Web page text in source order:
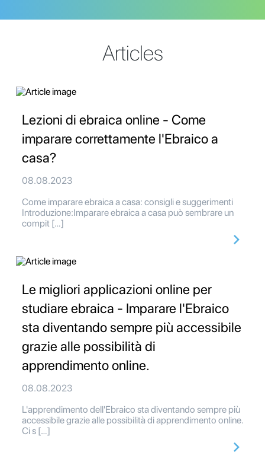
Articles
Lezioni di ebraica online - Come
imparare correttamente l'Ebraico a
casa?
08.08.2023
Come imparare ebraica a casa: consigli e suggerimenti
Introduzione:Imparare ebraica a casa può sembrare un
compit […]
Le migliori applicazioni online per
studiare ebraica - Imparare l'Ebraico
sta diventando sempre più accessibile
grazie alle possibilità di
apprendimento online.
08.08.2023
L'apprendimento dell'Ebraico sta diventando sempre più
accessibile grazie alle possibilità di apprendimento online.
Ci s […]